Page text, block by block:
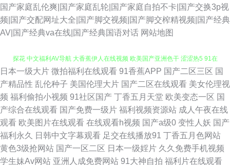
国产家庭乱伦爽|国产家庭乱轮|国产家庭自拍不卡|国产交换3p视
频|国产交配网址大全|国产脚交视频|国产脚交榨精视频|国产经典
AV|国产经典va在线|国产经典国语对话 网站地图
欧美少妇天堂 亚洲精品色婷婷 久久A精aVE 91热爆国产人妖伪娘 91大香蕉
探花 中文福利AV导航 大香蕉伊人在线视频 欧美国产亚洲色干 涩涩热5 91在
线免费视屏 91秀秀 久草福利网站 91大神视频污 69成人超碰 影音先锋日韩
资源 人人操超碰91 91大神啪啪视频蜜桃 92福利在线 日韩精品综合网 午夜
日本一级大片 微拍福利在线观看 91香蕉APP 国产二区三区 国
产精品性 乱伦种子 美国伦理大片 国产二区在线观看 美女伦理视
频 福利偷拍小视频 91社区国产 丁香五月天堂 欧美变态一区 国
产综合在线观看 国产免费一级片 福利视频资源站 成人午夜在线
观看 欧美图片在线观看 在线观看h视频 国产a级0 变性人妖 国产
福利永久
日韩中文字幕观看 足交在线播放91 丁香五月色网站
黄色3级抢网站 国产一区二区 日本一级婬片 久久免费手机视频
学生妹Av网站 亚洲人成免费网站 91大神自拍 福利片在线观看